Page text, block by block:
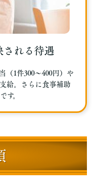
される待遇
（1件300～400円）や
給。さらに食事補助
す。